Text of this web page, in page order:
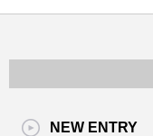
NEW ENTRY